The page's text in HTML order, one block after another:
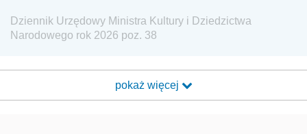
Dziennik Urzędowy Ministra Kultury i Dziedzictwa
Narodowego rok 2026 poz. 38
pokaż więcej